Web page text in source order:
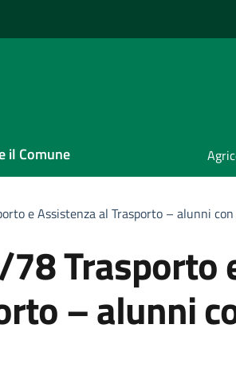
il Comune
e Assistenza al Trasporto – alunni
Trasporto
– alunni